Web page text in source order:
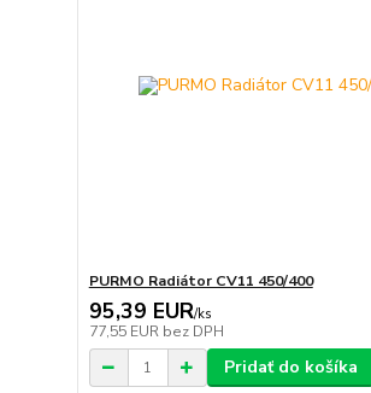
PURMO Radiátor CV11 450/400
95,39 EUR/ks
77,55 EUR bez DPH
Pridať do košíka